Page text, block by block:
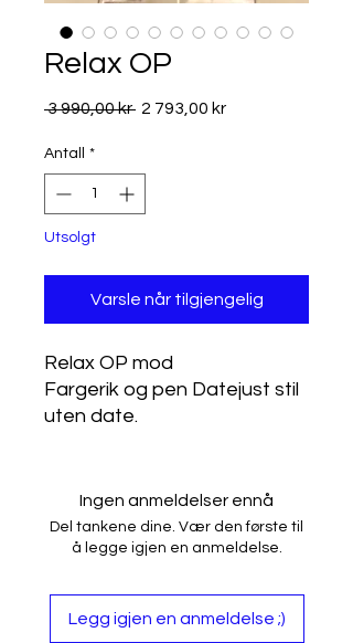
Relax OP
3 990,00 kr Vanlig pris
2 793,00 krSalgspris
Antall *
Utsolgt
Varsle når tilgjengelig
Relax OP mod
Fargerik og pen Datejust stil
uten date.
Safirglass
Relax custom skive
Seiko NH36a automatisk
President stil lenke
Ingen anmeldelser ennå
Del tankene dine. Vær den første til
å legge igjen en anmeldelse.
Legg igjen en anmeldelse ;)